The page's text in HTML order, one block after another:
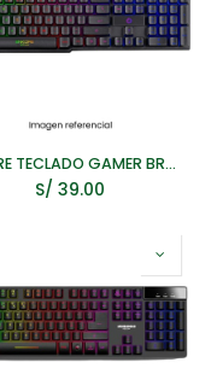
ENKORE TECLADO GAMER BRAIN ENK603 USB LED RAINBOW
S/ 39.00